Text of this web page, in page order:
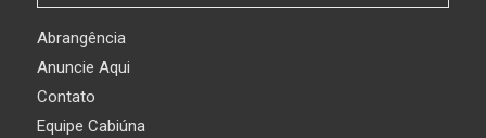
Abrangência
Anuncie Aqui
Contato
Equipe Cabiúna